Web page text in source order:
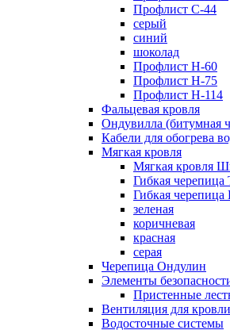
Профлист С-44
серый
синий
шоколад
Профлист Н-60
Профлист Н-75
Профлист H-114
Фальцевая кровля
Ондувилла (битумная
Кабели для обогрева
Мягкая кровля
Мягкая кровля
Гибкая черепица
Гибкая черепица
зеленая
коричневая
красная
серая
Черепица Ондулин
Элементы
Пристенные
Вентиляция для кровли
Водосточные системы